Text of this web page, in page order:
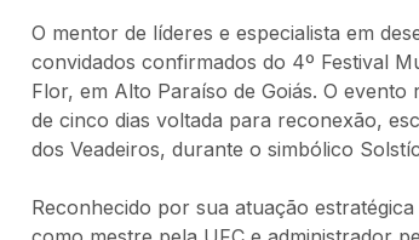
O mentor de líderes e especialista em
convidados confirmados do 4º Festival
Flor, em Alto Paraíso de Goiás. O
de cinco dias voltada para reconexão,
dos Veadeiros, durante o simbólico
Reconhecido por sua atuação